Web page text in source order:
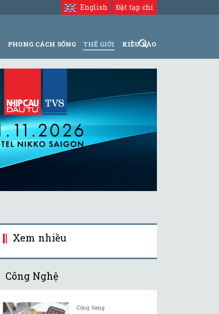
Đặt tạp chí
English
PHONG CÁCH SỐNG THẾ GIỚI KIỀU BÀO
Xem nhiều
Công Nghệ
Công Sang